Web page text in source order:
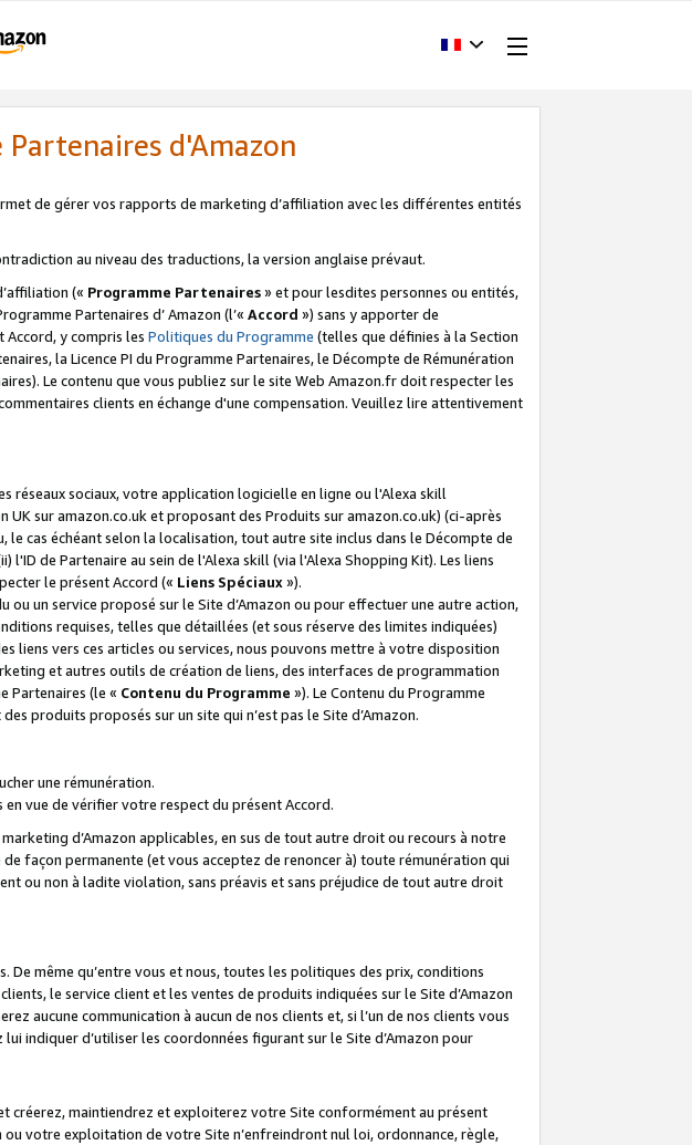
Partenaires d'Amazon
de gérer vos rapports de marketing d’affiliation avec les différentes entités
au niveau des traductions, la version anglaise prévaut.
(« Programme Partenaires» et pour lesdites personnes ou entités,
Partenaires d’ Amazon (l’« Accord ») sans y apporter de
Accord, y compris les Politiques du Programme (telles que définies à la Section
la Licence PI du Programme Partenaires, le Décompte de Rémunération
Le contenu que vous publiez sur le site Web Amazon.fr doit respecter les
clients en échange d'une compensation. Veuillez lire attentivement
réseaux sociaux, votre application logicielle en ligne ou l'Alexa skill
sur amazon.co.uk et proposant des Produits sur amazon.co.uk) (ci-après
le cas échéant selon la localisation, tout autre site inclus dans le Décompte de
l'ID de Partenaire au sein de l'Alexa skill (via l'Alexa Shopping Kit). Les liens
le présent Accord (« Liens Spéciaux»).
un service proposé sur le Site d’Amazon ou pour effectuer une autre action,
requises, telles que détaillées (et sous réserve des limites indiquées)
liens vers ces articles ou services, nous pouvons mettre à votre disposition
et autres outils de création de liens, des interfaces de programmation
Partenaires (le « Contenu du Programme »). Le Contenu du Programme
produits proposés sur un site qui n’est pas le Site d’Amazon.
une rémunération.
vue de vérifier votre respect du présent Accord.
d’Amazon applicables, en sus de tout autre droit ou recours à notre
façon permanente (et vous acceptez de renoncer à) toute rémunération qui
ou non à ladite violation, sans préavis et sans préjudice de tout autre droit
même qu’entre vous et nous, toutes les politiques des prix, conditions
le service client et les ventes de produits indiquées sur le Site d’Amazon
aucune communication à aucun de nos clients et, si l’un de nos clients vous
indiquer d’utiliser les coordonnées figurant sur le Site d’Amazon pour
créerez, maintiendrez et exploiterez votre Site conformément au présent
votre exploitation de votre Site n’enfreindront nul loi, ordonnance, règle,